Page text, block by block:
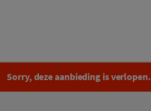
Sorry, deze aanbieding is verlopen.